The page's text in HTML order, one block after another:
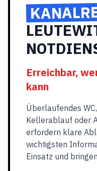
Erreichbar,
kann
Überlaufendes
Kellerablauf oder
erfordern klare
wichtigsten
Einsatz und